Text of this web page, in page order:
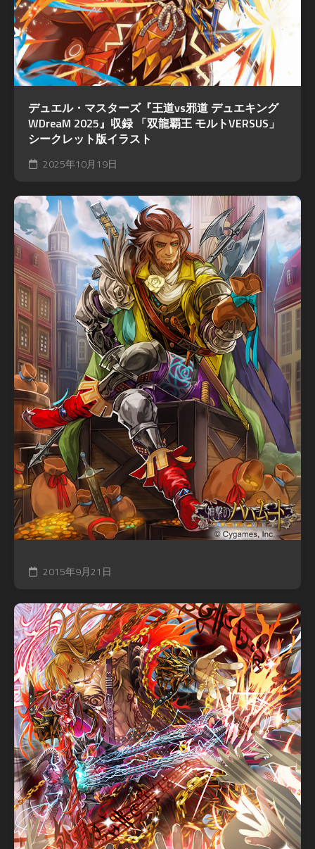
デュエル・マスターズ『王道vs邪道 デュエキング
WDreaM 2025』収録 「双龍覇王 モルトVERSUS」
シークレット版イラスト
2025年10月19日
2015年9月21日